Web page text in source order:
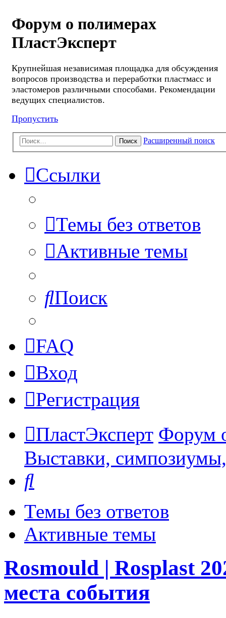
Форум о полимерах
ПластЭксперт
Крупнейшая независимая площадка для обсуждения
вопросов производства и переработки пластмасс и
эластомеров различными способами. Рекомендации
ведущих специалистов.
Пропустить
Поиск Расширенный поиск
Ссылки
Темы без ответов
Активные темы
Поиск
FAQ
Вход
Регистрация
ПластЭксперт Форум
Выставки,
Темы без ответов
Активные темы
Rosmould | Rosplast
места события